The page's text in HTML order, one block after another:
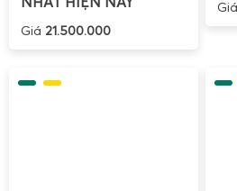
Cân sàn điện tử 2 tấn – Giải
Giá 21.500.000
Giá